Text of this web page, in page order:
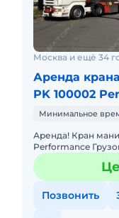
Москва и ещё 34
Аренда
PK 100002
Минимальное
Аренда! Кран манипулятор PALFINGER PK 100002
Performance Грузоподъемность - 30т/м Таблица
7.
Позвонить